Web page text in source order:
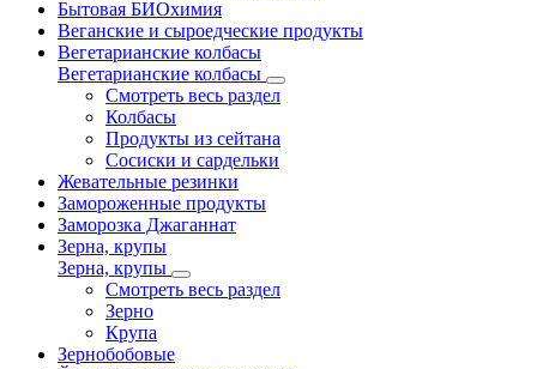
Бытовая БИОхимия
Веганские и сыроедческие продукты
Вегетарианские колбасы
Вегетарианские колбасы
Смотреть весь раздел
Колбасы
Продукты из сейтана
Сосиски и сардельки
Жевательные резинки
Замороженные продукты
Заморозка Джаганнат
Зерна, крупы
Зерна, крупы
Смотреть весь раздел
Зерно
Крупа
Зернобобовые